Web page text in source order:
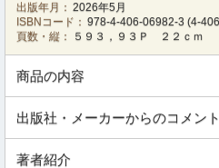
出版年月： 2026年5月
ISBNコード： 978-4-406-06982-3 (4-
頁数・縦：
５９３，９３Ｐ ２２ｃｍ
商品の内容
出版社・メーカーからのコメント
著者紹介